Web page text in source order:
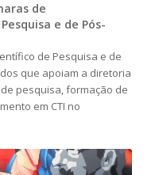
de
e de Pós-
de Pesquisa e de
que apoiam a diretoria
pesquisa, formação de
em CTI no